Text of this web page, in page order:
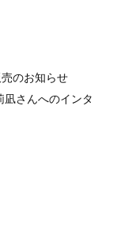
のお知らせ
さんへのインタ